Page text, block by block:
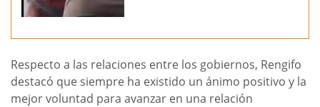
Respecto a las relaciones entre los gobiernos, Rengifo
destacó que siempre ha existido un ánimo positivo y la
mejor voluntad para avanzar en una relación